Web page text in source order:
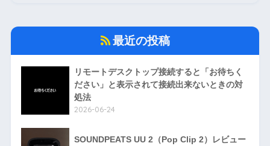
最近の投稿
リモートデスクトップ接続すると「お待ちく
ださい」と表示されて接続出来ないときの対
処法
2026-06-24
SOUNDPEATS UU 2（Pop Clip 2）レビュー